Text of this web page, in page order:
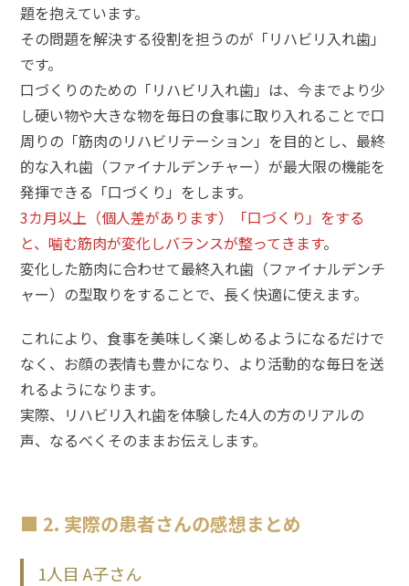
題を抱えています。
その問題を解決する役割を担うのが「リハビリ入れ歯」
です。
口づくりのための「リハビリ入れ歯」は、今までより少
し硬い物や大きな物を毎日の食事に取り入れることで口
周りの「筋肉のリハビリテーション」を目的とし、最終
的な入れ歯（ファイナルデンチャー）が最大限の機能を
発揮できる「口づくり」をします。
3カ月以上（個人差があります）「口づくり」をする
と、噛む筋肉が変化しバランスが整ってきます。
変化した筋肉に合わせて最終入れ歯（ファイナルデンチ
ャー）の型取りをすることで、長く快適に使えます。
これにより、食事を美味しく楽しめるようになるだけで
なく、お顔の表情も豊かになり、より活動的な毎日を送
れるようになります。
実際、リハビリ入れ歯を体験した4人の方のリアルの
声、なるべくそのままお伝えします。
2. 実際の患者さんの感想まとめ
1人目 A子さん